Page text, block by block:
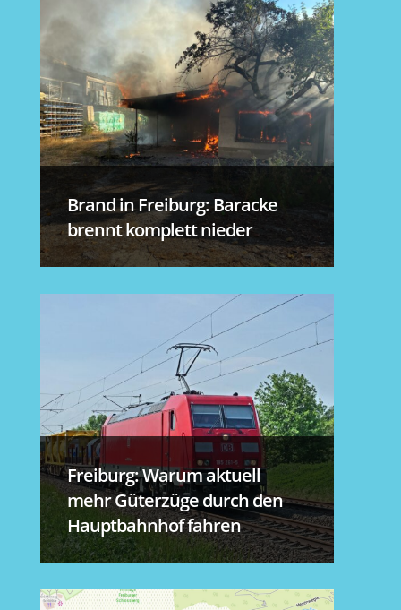
Brand in Freiburg: Baracke
brennt komplett nieder
Freiburg: Warum aktuell
mehr Güterzüge durch den
Hauptbahnhof fahren